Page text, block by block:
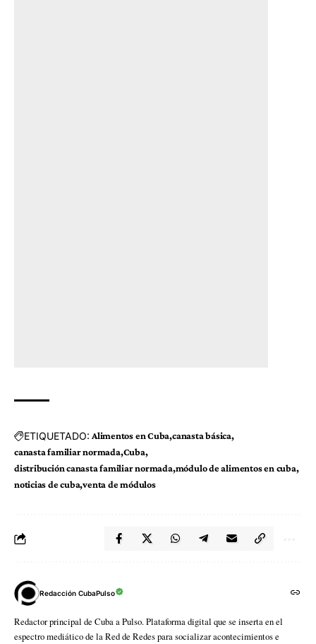
ETIQUETADO: Alimentos en Cuba canasta básica
canasta familiar normada Cuba
distribución canasta familiar normada módulo de alimentos en cuba
noticias de cuba venta de módulos
Redacción CubaPulso
Redactor principal de Cuba a Pulso. Plataforma digital que se inserta en el
espectro mediático de la Red de Redes para socializar acontecimientos e